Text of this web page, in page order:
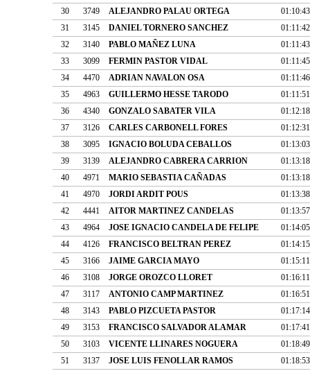
30
3749 ALEJANDRO PALAU ORTEGA
01:10:43
31
3145 DANIEL TORNERO SANCHEZ
01:11:42
32
3140 PABLO MAÑEZ LUNA
01:11:43
33
3099 FERMIN PASTOR VIDAL
01:11:45
34
4470 ADRIAN NAVALON OSA
01:11:46
35
4963 GUILLERMO HESSE TARODO
01:11:51
36
4340 GONZALO SABATER VILA
01:12:18
37
3126 CARLES CARBONELL FORES
01:12:31
38
3095 IGNACIO BOLUDA CEBALLOS
01:13:03
39
3139 ALEJANDRO CABRERA CARRION
01:13:18
40
4971 MARIO SEBASTIA CAÑADAS
01:13:18
41
4970 JORDI ARDIT POUS
01:13:38
42
4441 AITOR MARTINEZ CANDELAS
01:13:57
43
4964 JOSE IGNACIO CANDELA DE FELIPE
01:14:05
44
4126 FRANCISCO BELTRAN PEREZ
01:14:15
45
3166 JAIME GARCIA MAYO
01:15:11
46
3108 JORGE OROZCO LLORET
01:16:11
47
3117 ANTONIO CAMP MARTINEZ
01:16:51
48
3143 PABLO PIZCUETA PASTOR
01:17:14
49
3153 FRANCISCO SALVADOR ALAMAR
01:17:41
50
3103 VICENTE LLINARES NOGUERA
01:18:49
51
3137 JOSE LUIS FENOLLAR RAMOS
01:18:53